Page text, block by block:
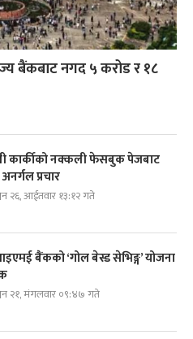
बैंकबाट नगद ५ करोड र १८
कार्कीको नक्कली फेसबुक पेजबाट
प्रचार
२६, आईतवार १३:१२ गते
बैंकको ‘गोल बेस्ड सेभिङ्ग’ योजना
२१, मंगलवार ०९:४७ गते